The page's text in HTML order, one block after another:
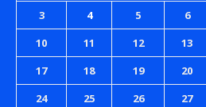
3
4 5 6
10
11 12 13
17
18 19 20
24
25 26 27